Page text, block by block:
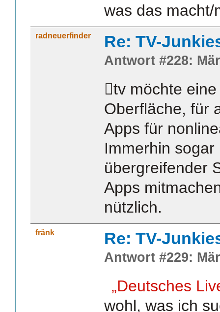
was das macht/
radneuerfinder Re: TV-
Antwort #228:
tv möchte
Oberfläche, für
Apps für
Immerhin sogar
übergreifender
Apps
nützlich.
fränk Re: TV-
Antwort #229:
„Deutsches
wohl, was ich